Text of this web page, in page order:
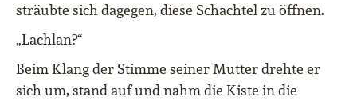
sträubte sich dagegen, diese Schachtel zu öffnen.
„Lachlan?“
Beim Klang der Stimme seiner Mutter drehte er
sich um, stand auf und nahm die Kiste in die